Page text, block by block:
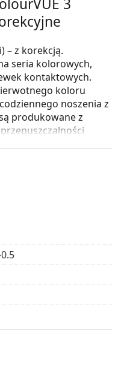
3
– z korekcją.
seria kolorowych,
kontaktowych.
koloru
noszenia z
produkowane z
więc nie ma ryzyka
efekt zależy
kontaktowe
? Dowiedz się,które
najlepsze